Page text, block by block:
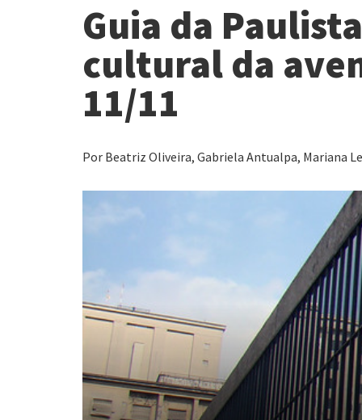
Guia da
cultural da
11/11
Por Beatriz Oliveira, Gabriela Antualpa, Mariana